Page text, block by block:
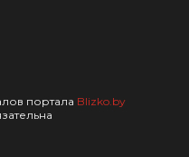
портала Blizko.by